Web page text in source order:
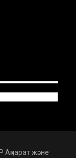
Ақпарат және